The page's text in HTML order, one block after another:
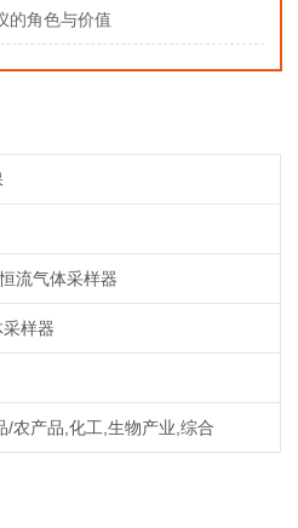
的角色与价值
流气体采样器
样器
/农产品,化工,生物产业,综合